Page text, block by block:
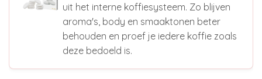
uit het interne koffiesysteem. Zo blijven
aroma's, body en smaaktonen beter
behouden en proef je iedere koffie zoals
deze bedoeld is.